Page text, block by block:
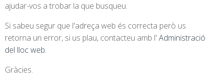
ajudar-vos a trobar la que busqueu.
Si sabeu segur que l'adreça web és correcta però us
retorna un error, si us plau, contacteu amb l' Administració
del lloc web.
Gràcies.